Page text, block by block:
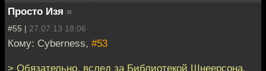
Просто Изя »
#55 | 27.07.13 18:06
Кому: Cyberness, #53
> Обязательно, вслед за Библиотекой Шнеерсона.